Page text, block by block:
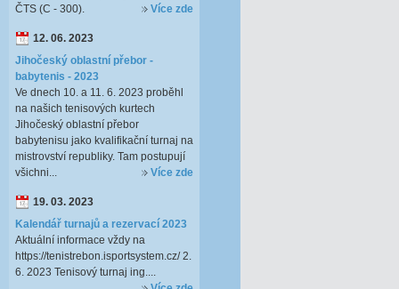
ČTS (C - 300).
Více zde
12. 06. 2023
Jihočeský oblastní přebor -
babytenis - 2023
Ve dnech 10. a 11. 6. 2023 proběhl
na našich tenisových kurtech
Jihočeský oblastní přebor
babytenisu jako kvalifikační turnaj na
mistrovství republiky. Tam postupují
všichni...
Více zde
19. 03. 2023
Kalendář turnajů a rezervací 2023
Aktuální informace vždy na
https://tenistrebon.isportsystem.cz/ 2.
6. 2023 Tenisový turnaj ing....